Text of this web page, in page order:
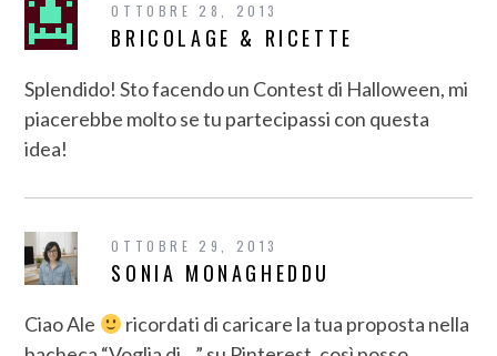
OTTOBRE 28, 2013
BRICOLAGE & RICETTE
Splendido! Sto facendo un Contest di Halloween, mi
piacerebbe molto se tu partecipassi con questa
idea!
OTTOBRE 29, 2013
SONIA MONAGHEDDU
Ciao Ale
ricordati di caricare la tua proposta nella